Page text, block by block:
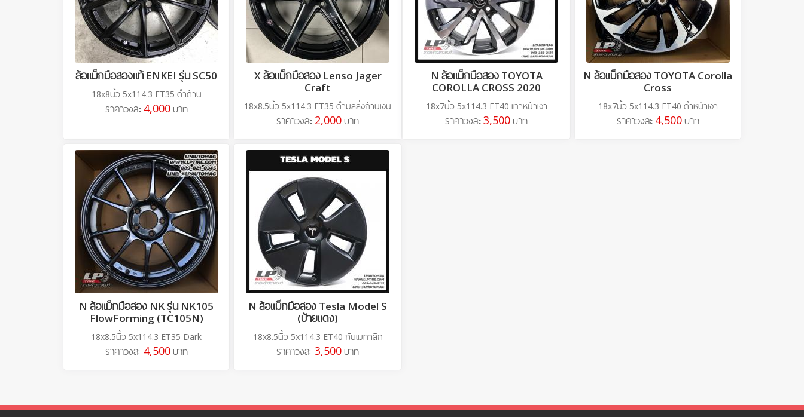
ล้อแม็กมือสองแท้ ENKEI รุ่น SC50
18x8นิ้ว 5x114.3 ET35 ดำด้าน
ราคาวงละ 4,000บาท
X ล้อแม็กมือสอง Lenso Jager
Craft
18x8.5นิ้ว 5x114.3 ET35 ดำมิลลิ่งก้านเงิน
ราคาวงละ 2,000 บาท
N ล้อแม็กมือสอง TOYOTA
COROLLA CROSS 2020
18x7นิ้ว 5x114.3 ET40 เทาหน้าเงา
ราคาวงละ 3,500 บาท
N ล้อแม็กมือสอง TOYOTA Corolla
Cross
18x7นิ้ว 5x114.3 ET40 ดำหน้าเงา
ราคาวงละ 4,500บาท
N ล้อแม็กมือสอง NK รุ่น NK105
FlowForming (TC105N)
18x8.5นิ้ว 5x114.3 ET35 Dark
ราคาวงละ 4,500บาท
N ล้อแม็กมือสอง Tesla Model S
(ป้ายแดง)
18x8.5นิ้ว 5x114.3 ET40 กันเมทาลิก
ราคาวงละ 3,500 บาท